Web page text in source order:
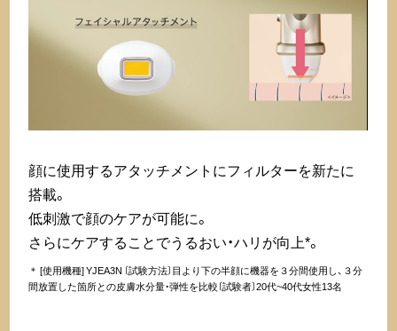
顔に使用するアタッチメントにフィルターを新たに
搭載。
低刺激で顔のケアが可能に。
さらにケアすることでうるおい・ハリが向上*。
＊ [使用機種] YJEA3N 〔試験方法〕目より下の半顔に機器を３分間使用し、３分
間放置した箇所との皮膚水分量・弾性を比較〔試験者〕20代~40代女性13名